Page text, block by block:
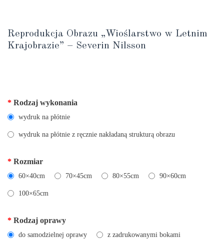
Reprodukcja Obrazu „Wioślarstwo w Letnim
Krajobrazie” – Severin Nilsson
* Rodzaj wykonania
wydruk na płótnie
wydruk na płótnie z ręcznie nakładaną strukturą obrazu
* Rozmiar
60×40cm 70×45cm 80×55cm 90×60cm
100×65cm
* Rodzaj oprawy
do samodzielnej oprawy z zadrukowanymi bokami